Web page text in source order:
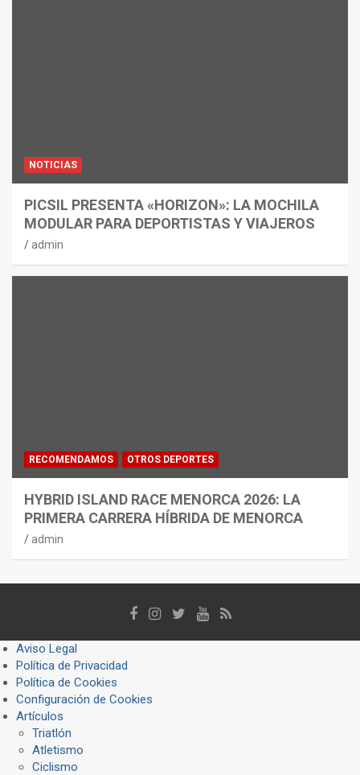
NOTICIAS
PICSIL PRESENTA «HORIZON»: LA MOCHILA
MODULAR PARA DEPORTISTAS Y VIAJEROS
admin
RECOMENDAMOS OTROS DEPORTES
HYBRID ISLAND RACE MENORCA 2026: LA
PRIMERA CARRERA HÍBRIDA DE MENORCA
admin
Aviso Legal
Política de Privacidad
Política de Cookies
Configuración de Cookies
Artículos
Triatlón
Atletismo
Ciclismo